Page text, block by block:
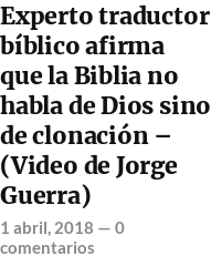
Experto traductor
bíblico afirma
que la Biblia no
habla de Dios sino
de clonación –
(Video de Jorge
Guerra)
1 abril, 2018 — 0
comentarios